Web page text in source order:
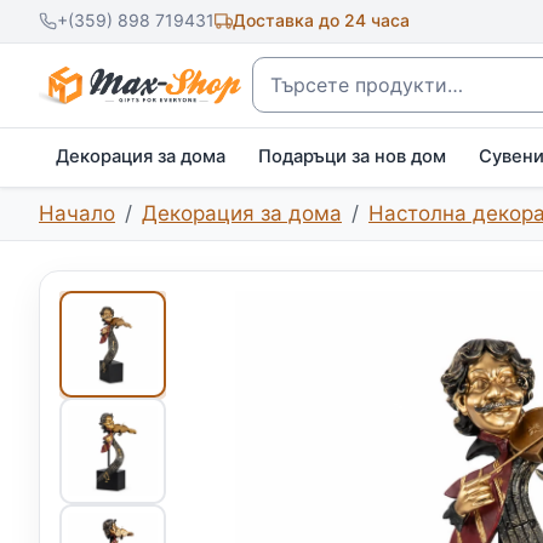
+(359) 898 719431 Доставка до 24 часа
Търсене
Декорация за дома Подаръци за нов дом
Начало Декорация за дома Настолна